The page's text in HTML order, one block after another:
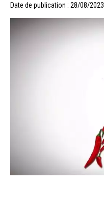
Date de publication : 28/08/2023